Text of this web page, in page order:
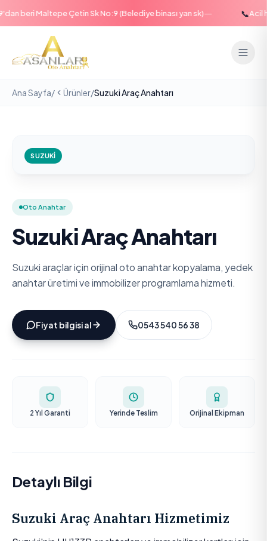
beri Maltepe Çetin Sk No:9 (Belediye binası yan sk)— 📞Acil
Ana Sayfa/ Ürünler/Suzuki Araç Anahtarı
SUZUKI
Oto Anahtar
Suzuki Araç Anahtarı
Suzuki araçlar için orijinal oto anahtar kopyalama, yedek
anahtar üretimi ve immobilizer programlama hizmeti.
Fiyat bilgisi al 0543 540 56 38
2 Yıl Garanti Yerinde Teslim Orijinal Ekipman
Detaylı Bilgi
Suzuki Araç Anahtarı Hizmetimiz